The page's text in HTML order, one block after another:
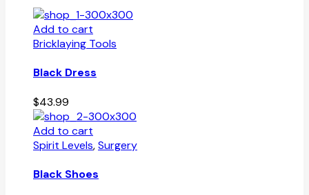
Add to cart
Bricklaying Tools
Black Dress
$43.99
Add to cart
Spirit Levels,Surgery
Black Shoes